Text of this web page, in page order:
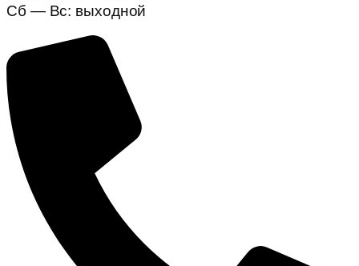
Сб — Вс: выходной